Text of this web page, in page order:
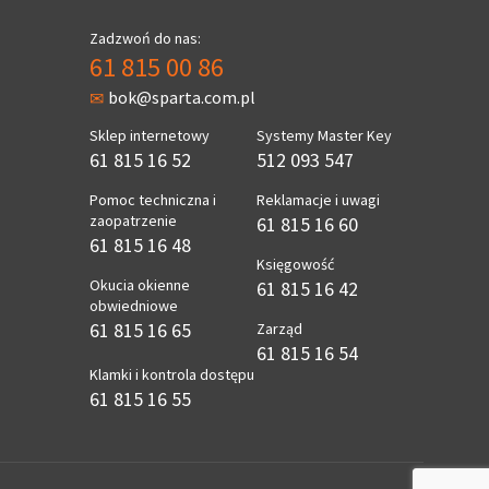
Zadzwoń do nas:
61 815 00 86
bok@sparta.com.pl
Sklep internetowy
61 815 16 52
Pomoc techniczna i
zaopatrzenie
61 815 16 48
Okucia okienne
obwiedniowe
61 815 16 65
Klamki i kontrola dostępu
61 815 16 55
Systemy Master Key
512 093 547
Reklamacje i uwagi
61 815 16 60
Księgowość
61 815 16 42
Zarząd
61 815 16 54